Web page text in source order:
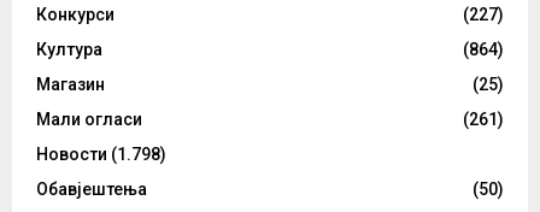
Конкурси
(227)
Култура
(864)
Магазин
(25)
Мали огласи
(261)
Новости (1.798)
Обавјештења
(50)